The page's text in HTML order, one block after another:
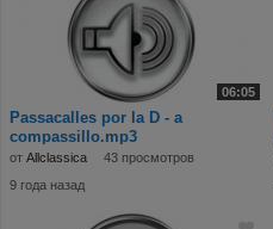
06:05
Passacalles por la D - a
compassillo.mp3
от Allclassica
43 просмотров
9 года назад